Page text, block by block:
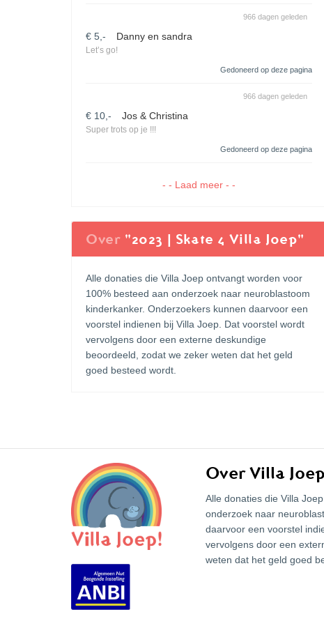
€ 5,- Danny en sandra
Let’s go!
966 dagen geleden
Gedoneerd op deze pagina
€ 10,- Jos & Christina
Super trots op je !!!
966 dagen geleden
Gedoneerd op deze pagina
- - Laad meer - -
Over "2023 | Skate 4 Villa Joep"
Alle donaties die Villa Joep ontvangt worden voor
100% besteed aan onderzoek naar neuroblastoom
kinderkanker. Onderzoekers kunnen daarvoor een
voorstel indienen bij Villa Joep. Dat voorstel wordt
vervolgens door een externe deskundige
beoordeeld, zodat we zeker weten dat het geld
goed besteed wordt.
Over Villa Joep
Alle donaties die Villa
onderzoek naar
daarvoor een voorstel
vervolgens door een
weten dat het geld goed